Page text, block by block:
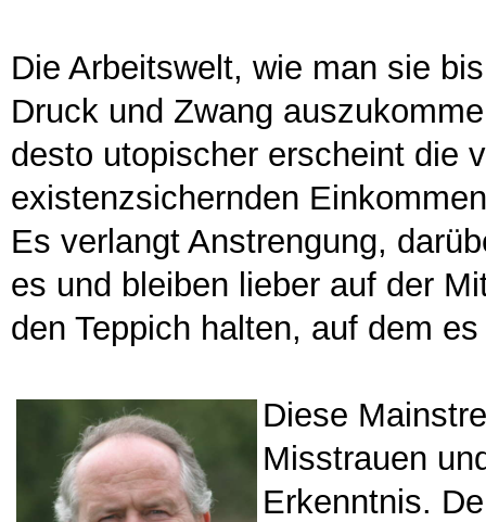
Die Arbeitswelt, wie man sie
Druck und Zwang
desto utopischer erscheint die
existenzsichernden
Es verlangt Anstrengung,
es und bleiben lieber auf der
den Teppich halten, auf dem
Diese
Misstrauen
Erkenntnis.